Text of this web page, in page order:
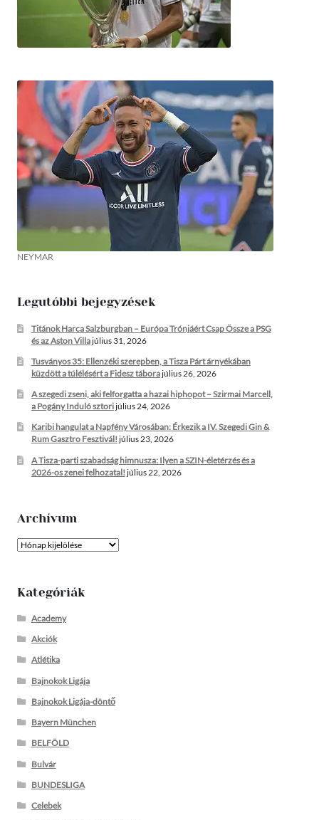
NEYMAR
Legutóbbi bejegyzések
Titánok Harca Salzburgban – Európa Trónjáért Csap Össze a PSG
és az Aston Villajúlius 31, 2026
Tusványos 35: Ellenzéki szerepben, a Tisza Párt árnyékában
küzdött a túlélésért a Fidesz táborajúlius 26, 2026
A szegedi zseni, aki felforgatta a hazai hiphopot – Szirmai Marcell,
a Pogány Induló sztorijúlius 24, 2026
Karibi hangulat a Napfény Városában: Érkezik a IV. Szegedi Gin &
Rum Gasztro Fesztivál! július 23, 2026
A Tisza-parti szabadság himnusza: Ilyen a SZIN-életérzés és a
2026-os zenei felhozatal! július 22, 2026
Archívum
Archívum
Kategóriák
Academy
Akciók
Atlétika
Bajnokok Ligája
Bajnokok Ligája-döntő
Bayern München
BELFÖLD
Bulvár
BUNDESLIGA
Celebek